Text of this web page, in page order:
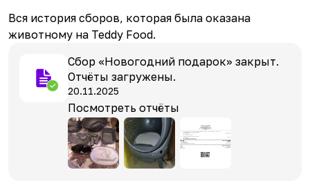
Вся история сборов, которая была оказана
животному на Teddy Food.
Сбор «Новогодний подарок» закрыт.
Отчёты загружены.
20.11.2025
Посмотреть отчёты